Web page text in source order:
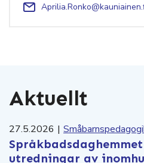
Aktuellt
27.5.2026 |
utredningar av